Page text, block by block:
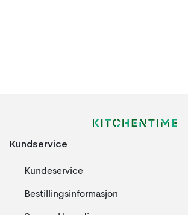
Kundservice
Kundeservice
Bestillingsinformasjon